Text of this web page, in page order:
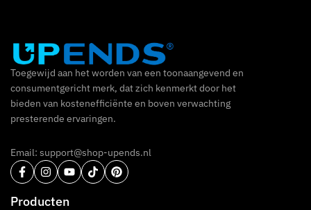
Toegewijd aan het worden van een toonaangevend en
consumentgericht merk, dat zich kenmerkt door het
bieden van kostenefficiënte en boven verwachting
presterende ervaringen.
Email: support@shop-upends.nl
Producten